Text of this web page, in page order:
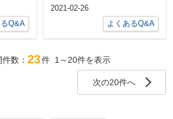
うなる
Q&A
分で対応しなければいけないので
2021-02-26
よくあるQ&A
数： 23件 1～20件を表示
次の20件へ